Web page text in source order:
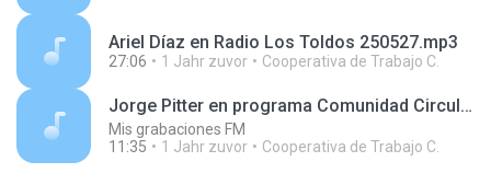
Ariel Díaz en Radio Los Toldos 250527.mp3
27:06 1 Jahr zuvor Cooperativa de Trabajo C.
Jorge Pitter en programa Comunidad Circular, en Radio Disco 241130.mp3
Mis grabaciones FM
11:35
1 Jahr zuvor Cooperativa de Trabajo C.